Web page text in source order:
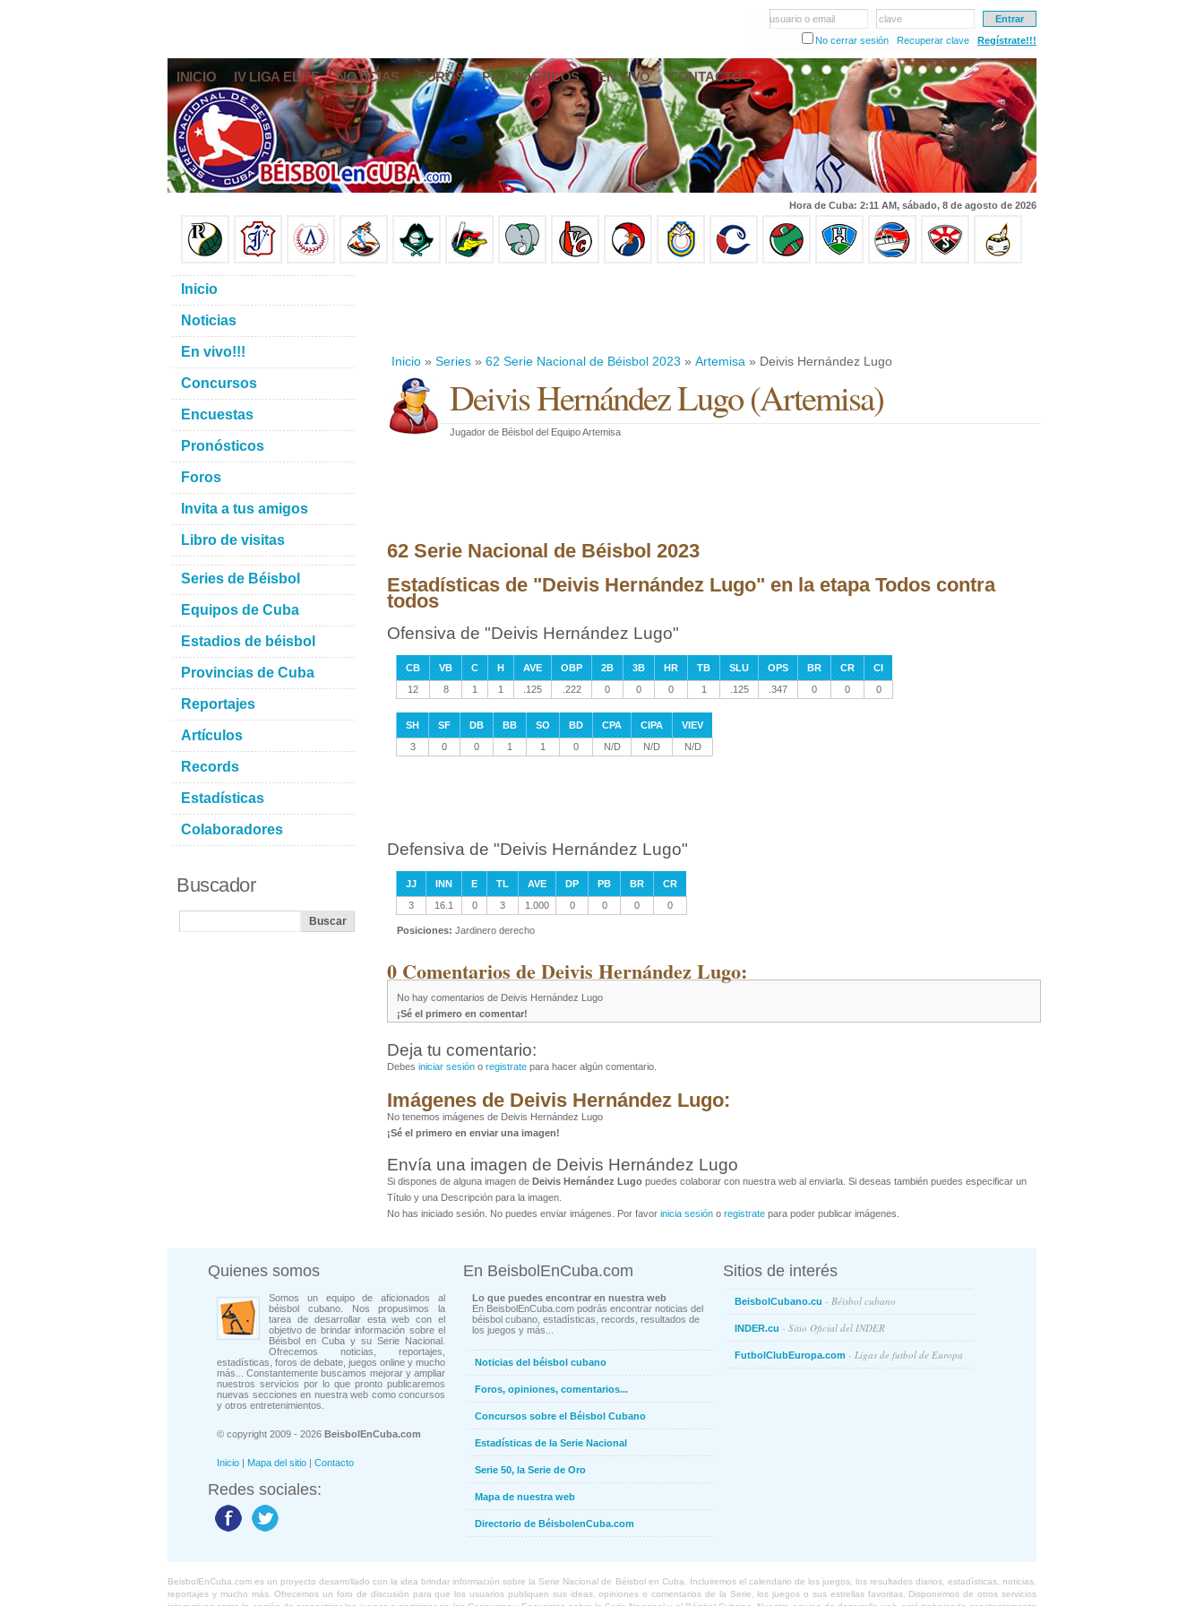
usuario o email
clave
No cerrar sesión
Recuperar clave Regístrate!!!
INICIO IV LIGA ELITE NOTICIAS FOROS PRONÓSTICOS EN VIVO CONTACTO
Hora de Cuba: 2:11 AM, sábado, 8 de agosto de 2026
Inicio » Series » 62 Serie Nacional de Béisbol 2023 » Artemisa » Deivis Hernández Lugo
Deivis Hernández Lugo(Artemisa)
Jugador de Béisbol del Equipo Artemisa
62 Serie Nacional de Béisbol 2023
Estadísticas de "Deivis Hernández Lugo" en la etapa Todos contra
todos
Ofensiva de "Deivis Hernández Lugo"
CB VB C H AVE OBP 2B 3B HR TB SLU OPS BR CR
CI
12
8 1 1 .125 .222 0 0 0 1 .125 .347 0 0 0
SH SF DB BB SO BD CPA CIPA
VIEV
3
0 0 1 1 0 N/D N/D N/D
Defensiva de "Deivis Hernández Lugo"
JJ INN E TL AVE DP PB BR
CR
3
16.1 0 3 1.000 0 0 0 0
Posiciones: Jardinero derecho
0 Comentarios de Deivis Hernández Lugo:
No hay comentarios de Deivis Hernández Lugo
¡Sé el primero en comentar!
Deja tu comentario:
Debes iniciar sesión o registrate para hacer algún comentario.
Imágenes de Deivis Hernández Lugo:
No tenemos imágenes de Deivis Hernández Lugo
¡Sé el primero en enviar una imagen!
Envía una imagen de Deivis Hernández Lugo
Si dispones de alguna imagen de Deivis Hernández Lugo puedes colaborar con nuestra web al enviarla. Si deseas también puedes especificar un
Título y una Descripción para la imagen.
No has iniciado sesión. No puedes enviar imágenes. Por favor inicia sesión o registrate para poder publicar imágenes.
Inicio
Noticias
En vivo!!!
Concursos
Encuestas
Pronósticos
Foros
Invita a tus amigos
Libro de visitas
Series de Béisbol
Equipos de Cuba
Estadios de béisbol
Provincias de Cuba
Reportajes
Artículos
Records
Estadísticas
Colaboradores
Buscador
Quienes somos
Somos un equipo de aficionados al
béisbol cubano. Nos propusimos la
tarea de desarrollar esta web con el
objetivo de brindar información sobre el
Béisbol en Cuba y su Serie Nacional.
Ofrecemos noticias, reportajes,
estadísticas, foros de debate, juegos online y mucho
más... Constantemente buscamos mejorar y ampliar
nuestros servicios por lo que pronto publicaremos
nuevas secciones en nuestra web como concursos
y otros entretenimientos.
© copyright 2009 - 2026 BeisbolEnCuba.com
Inicio | Mapa del sitio | Contacto
Redes sociales:
En BeisbolEnCuba.com
Lo que puedes encontrar en nuestra web
En BeisbolEnCuba.com podrás encontrar noticias del
béisbol cubano, estadísticas, records, resultados de
los juegos y más...
Noticias del béisbol cubano
Foros, opiniones, comentarios...
Concursos sobre el Béisbol Cubano
Estadísticas de la Serie Nacional
Serie 50, la Serie de Oro
Mapa de nuestra web
Directorio de BéisbolenCuba.com
Sitios de interés
BeisbolCubano.cu - Béisbol cubano
INDER.cu - Sitio Oficial del INDER
FutbolClubEuropa.com - Ligas de futbol de Europa
BeisbolEnCuba.com es un proyecto desarrollado con la idea brindar información sobre la Serie Nacional de Béisbol en Cuba. Incluiremos el calendario de los juegos, los resultados diarios, estadísticas, noticias,
reportajes y mucho más. Ofrecemos un foro de discusión para que los usuarios publiquen sus ideas, opiniones o comentarios de la Serie, los juegos o sus estrellas favoritas. Disponemos de otros servicios